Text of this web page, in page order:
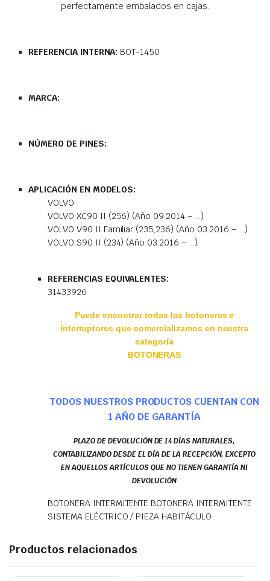
perfectamente embalados en cajas.
REFERENCIA INTERNA: BOT-1450
MARCA:
NÚMERO DE PINES:
APLICACIÓN EN MODELOS:
VOLVO
VOLVO XC90 II (256) (Año 09.2014 – …)
VOLVO V90 II Familiar (235,236) (Año 03.2016 – …)
VOLVO S90 II (234) (Año 03.2016 – …)
REFERENCIAS EQUIVALENTES:
31433926
Puede encontrar todas las botoneras e
interruptores que comercializamos en nuestra
categoría
BOTONERAS
TODOS NUESTROS PRODUCTOS CUENTAN CON
1 AÑO DE GARANTÍA
PLAZO DE DEVOLUCIÓN DE 14 DÍAS NATURALES,
CONTABILIZANDO DESDE EL DÍA DE LA RECEPCIÓN, EXCEPTO
EN AQUELLOS ARTÍCULOS QUE NO TIENEN GARANTÍA NI
DEVOLUCIÓN
BOTONERA INTERMITENTE BOTONERA INTERMITENTE
SISTEMA ELÉCTRICO / PIEZA HABITÁCULO
Productos relacionados